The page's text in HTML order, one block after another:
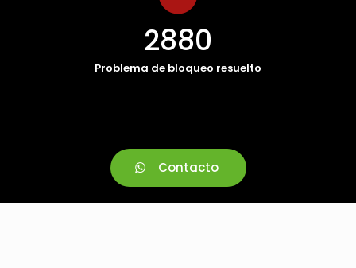
2880
Problema de bloqueo resuelto
Contacto